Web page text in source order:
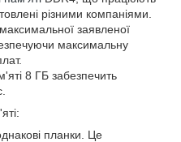
різними компаніями.
заявленої
максимальну
8 ГБ забезпечить
планки. Це